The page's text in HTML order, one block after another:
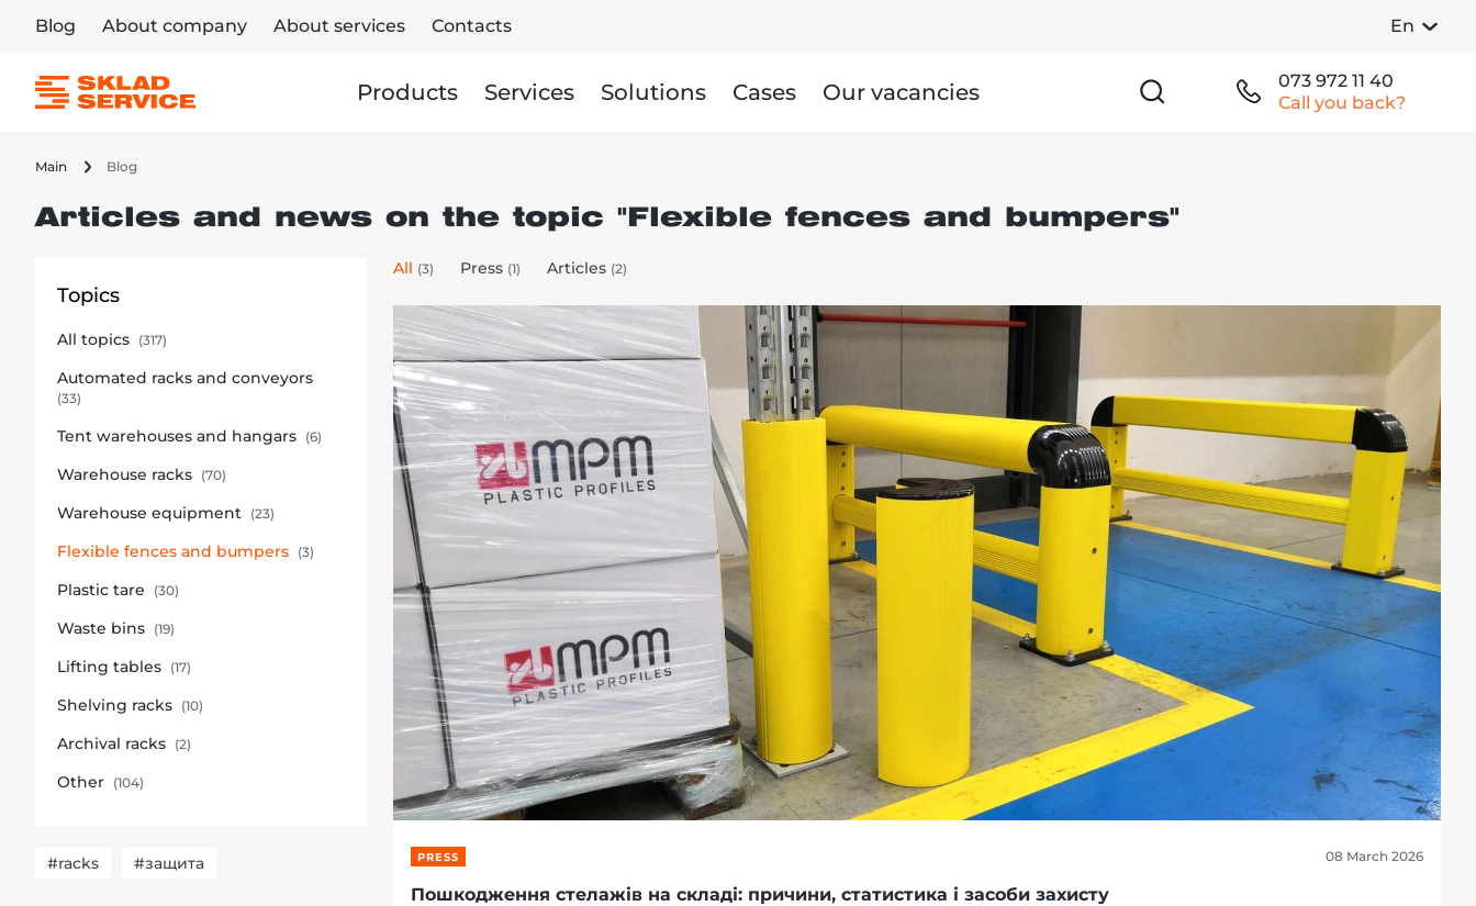
Blog About company About services Contacts En
Products Services Solutions Cases Our vacancies
073 972 11 40
Call you back?
Main Blog
Articles and news on the topic "Flexible fences and bumpers"
Topics
All topics (317)
Automated racks and conveyors
(33)
Tent warehouses and hangars (6)
Warehouse racks (70)
Warehouse equipment (23)
Flexible fences and bumpers (3)
Plastic tare (30)
Waste bins (19)
Lifting tables (17)
Shelving racks (10)
Archival racks (2)
Other (104)
#racks #защита
All (3) Press (1) Articles (2)
PRESS 08 March 2026
Пошкодження стелажів на складі: причини, статистика і засоби захисту